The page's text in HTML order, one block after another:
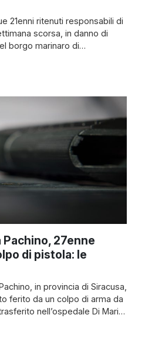
21enni ritenuti responsabili di
scorsa, in danno di
borgo marinaro di
di attrezzatura edile e
d’indagine, hanno
27enne
di pistola: le
in provincia di Siracusa,
ferito da un colpo di arma da
nell’ospedale Di Maria
riportato ferite superficiali,